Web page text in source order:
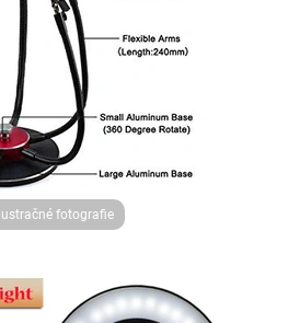
Ilustračné fotografie